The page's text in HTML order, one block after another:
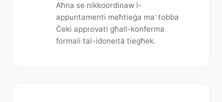
Aħna se nikkoordinaw l-
appuntamenti meħtieġa ma' tobba
Ċeki approvati għall-konferma
formali tal-idoneità tiegħek.